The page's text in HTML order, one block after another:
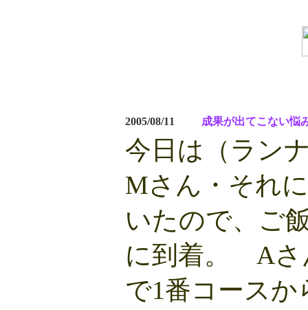
2005/08/11 成果が出てこない悩
今日は（ラン
Mさん・それ
いたので、ご
に到着。 Aさ
で1番コース